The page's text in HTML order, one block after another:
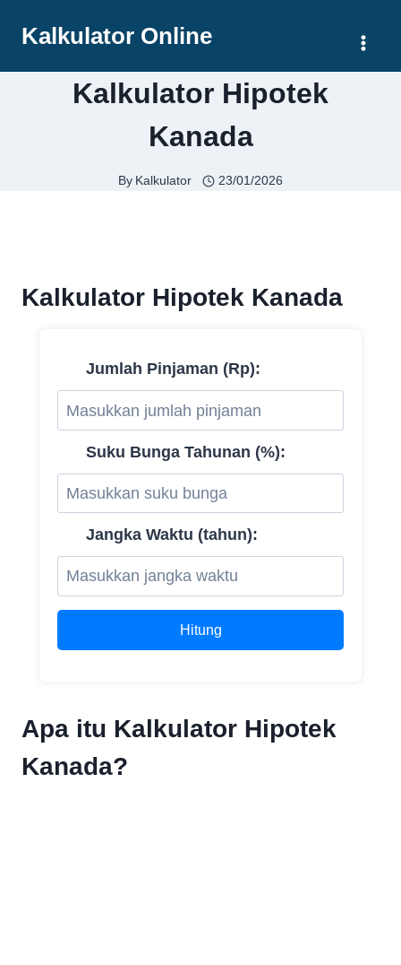
Kalkulator Online
Kalkulator Hipotek
Kanada
By Kalkulator 23/01/2026
Kalkulator Hipotek Kanada
Jumlah Pinjaman (Rp):
Suku Bunga Tahunan (%):
Jangka Waktu (tahun):
Hitung
Apa itu Kalkulator Hipotek
Kanada?